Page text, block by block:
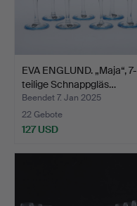
EVA ENGLUND. „Maja“, 7-
teilige Schnappgläs…
Beendet 7. Jan 2025
22 Gebote
127 USD